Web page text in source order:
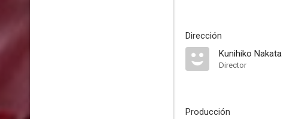
Dirección
Kunihiko Nakata
Director
Producción